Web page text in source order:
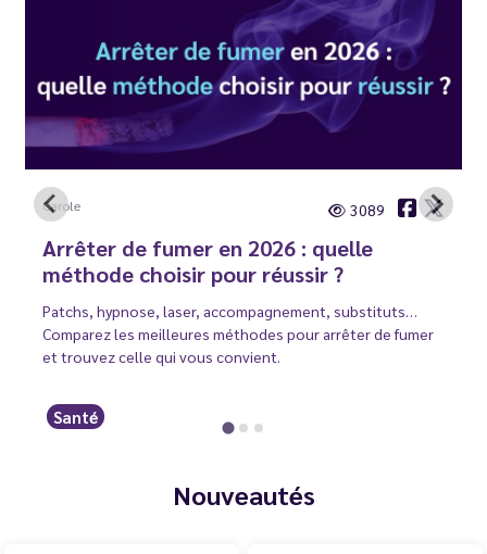
Carole 3089
Arrêter de fumer en 2026 : quelle
méthode choisir pour réussir ?
Patchs, hypnose, laser, accompagnement, substituts…
Comparez les meilleures méthodes pour arrêter de fumer
et trouvez celle qui vous convient.
Santé
Nouveautés